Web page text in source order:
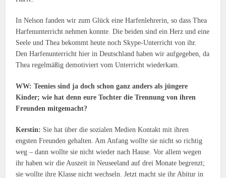
In Nelson fanden wir zum Glück eine Harfenlehrerin, so dass Thea
Harfenunterricht nehmen konnte. Die beiden sind ein Herz und eine
Seele und Thea bekommt heute noch Skype-Unterricht von ihr.
Den Harfenunterricht hier in Deutschland haben wir aufgegeben, da
Thea regelmäßig demotiviert vom Unterricht wiederkam.
WW: Teenies sind ja doch schon ganz anders als jüngere
Kinder; wie hat denn eure Tochter die Trennung von ihren
Freunden mitgemacht?
Kerstin: Sie hat über die sozialen Medien Kontakt mit ihren
engsten Freunden gehalten. Am Anfang wollte sie nicht so richtig
weg – dann wollte sie nicht wieder nach Hause. Vor allem wegen
ihr haben wir die Auszeit in Neuseeland auf drei Monate begrenzt;
sie wollte ihre Klasse nicht wechseln. Jetzt macht sie ihr Abitur in